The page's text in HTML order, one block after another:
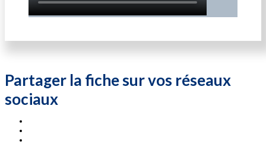
Partager la fiche sur vos réseaux
sociaux